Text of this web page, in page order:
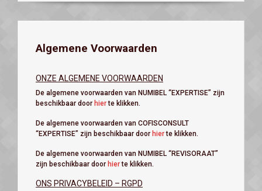
Algemene Voorwaarden
ONZE ALGEMENE VOORWAARDEN
De algemene voorwaarden van NUMIBEL “EXPERTISE” zijn
beschikbaar door hierte klikken.
De algemene voorwaarden van COFISCONSULT
“EXPERTISE” zijn beschikbaar door hierte klikken.
De algemene voorwaarden van NUMIBEL “REVISORAAT”
zijn beschikbaar door hierte klikken.
ONS PRIVACYBELEID – RGPD